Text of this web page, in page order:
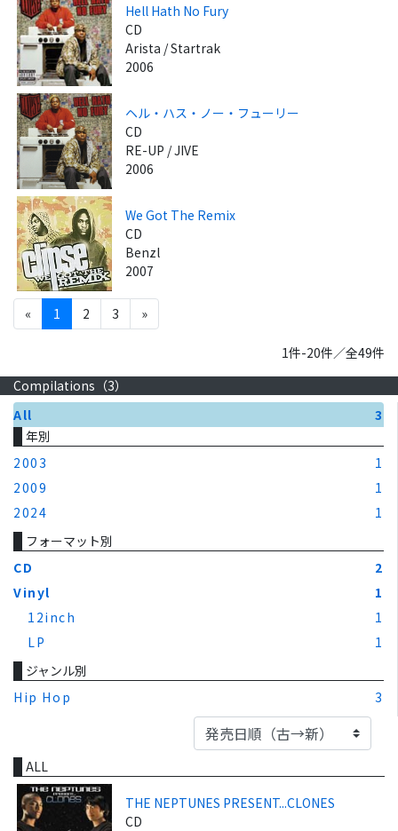
Hell Hath No Fury
CD
Arista / Startrak
2006
ヘル・ハス・ノー・フューリー
CD
RE-UP / JIVE
2006
We Got The Remix
CD
Benzl
2007
« 1 2 3 »
1件-20件／全49件
Compilations（3）
All
3
年別
2003
1
2009
1
2024
1
フォーマット別
CD
2
Vinyl
1
12inch
1
LP
1
ジャンル別
Hip Hop
3
ALL
THE NEPTUNES PRESENT...CLONES
CD